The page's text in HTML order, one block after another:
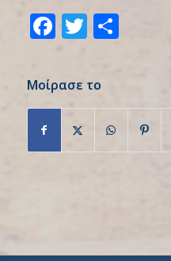
Facebook
Twitter
Share
Μοίρασε το